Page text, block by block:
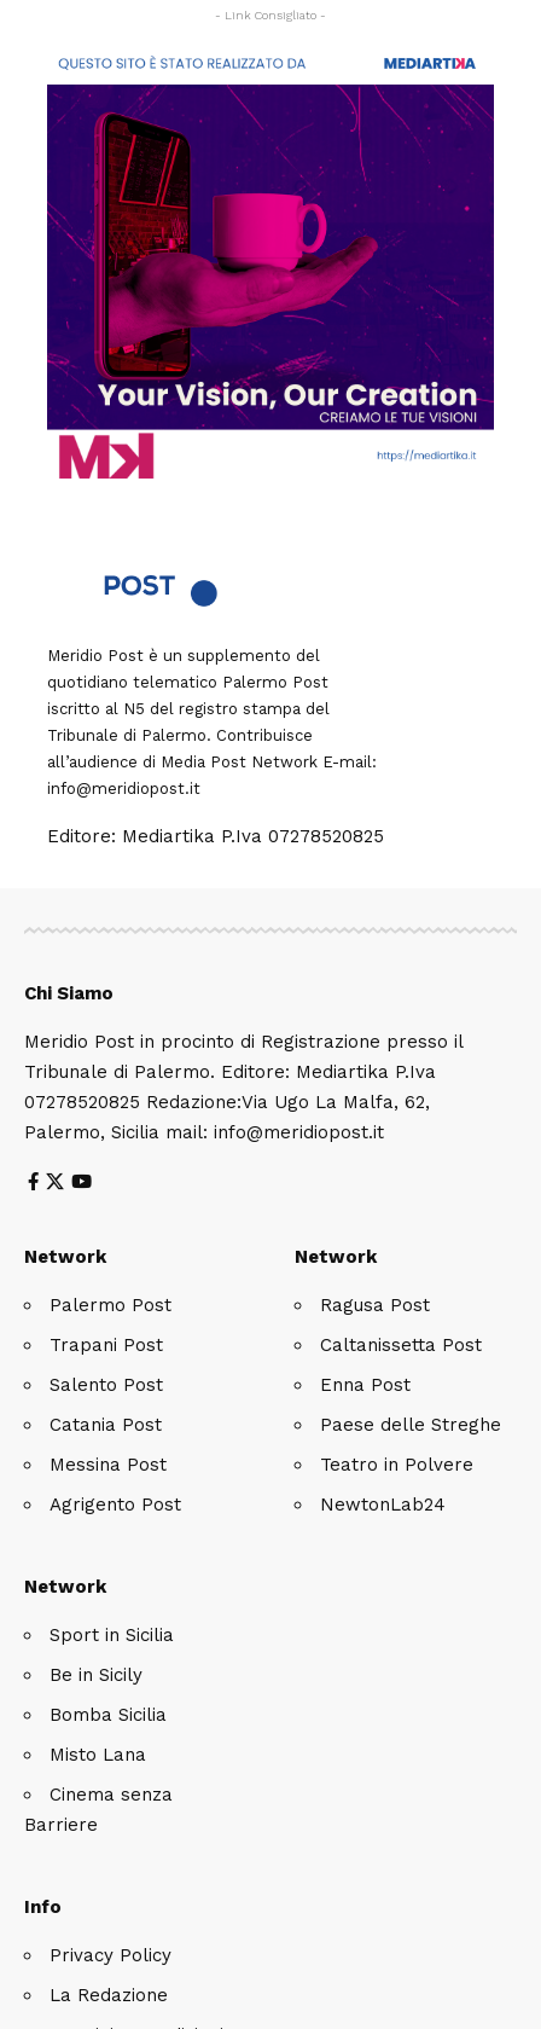
- Link Consigliato -
Meridio Post è un supplemento del
quotidiano telematico Palermo Post
iscritto al N5 del registro stampa del
Tribunale di Palermo. Contribuisce
all’audience di Media Post Network E-mail:
info@meridiopost.it
Editore: Mediartika P.Iva 07278520825
Chi Siamo
Meridio Post in procinto di Registrazione presso il
Tribunale di Palermo. Editore: Mediartika P.Iva
07278520825 Redazione:Via Ugo La Malfa, 62,
Palermo, Sicilia mail: info@meridiopost.it
Network
Palermo Post
Trapani Post
Salento Post
Catania Post
Messina Post
Agrigento Post
Network
Ragusa Post
Caltanissetta Post
Enna Post
Paese delle Streghe
Teatro in Polvere
NewtonLab24
Network
Sport in Sicilia
Be in Sicily
Bomba Sicilia
Misto Lana
Cinema senza
Barriere
Info
Privacy Policy
La Redazione